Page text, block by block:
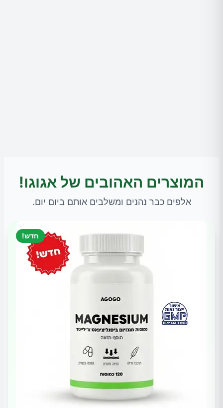
המוצרים האהובים של אגוגו!
אלפים כבר נהנים ומשלבים אותם ביום יום.
חדש!